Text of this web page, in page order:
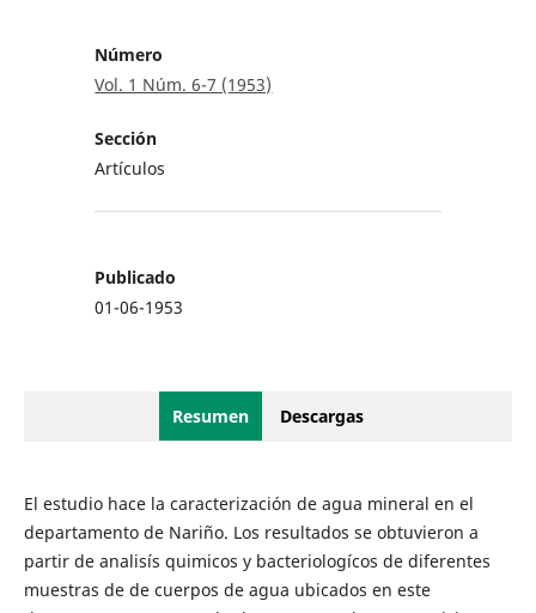
Número
Vol. 1 Núm. 6-7 (1953)
Sección
Artículos
Publicado
01-06-1953
Resumen Descargas
El estudio hace la caracterización de agua mineral en el
departamento de Nariño. Los resultados se obtuvieron a
partir de analisís quimicos y bacteriologícos de diferentes
muestras de de cuerpos de agua ubicados en este